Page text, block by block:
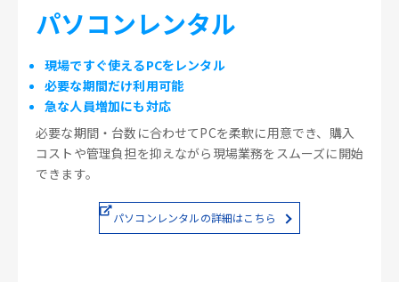
パソコンレンタル
現場ですぐ使えるPCをレンタル
必要な期間だけ利用可能
急な人員増加にも対応
必要な期間・台数に合わせてPCを柔軟に用意でき、購入
コストや管理負担を抑えながら現場業務をスムーズに開始
できます。
パソコンレンタルの詳細はこちら